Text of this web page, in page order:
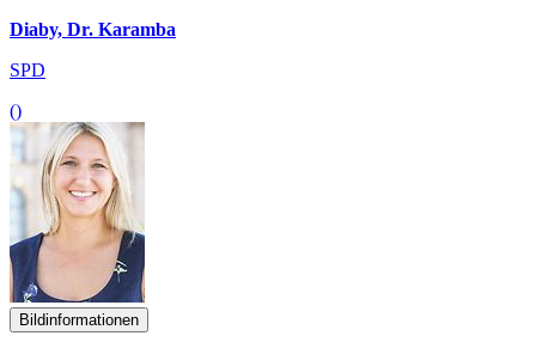
Diaby, Dr. Karamba
SPD
()
Bildinformationen